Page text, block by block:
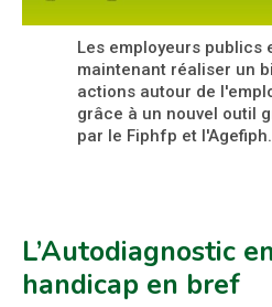
Les employeurs publics
maintenant réaliser un
actions autour de
grâce à un nouvel outil
par le Fiphfp et l'Agefiph.
L’Autodiagnostic
handicap en bref